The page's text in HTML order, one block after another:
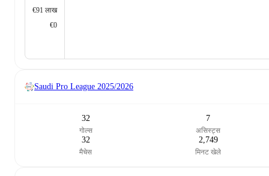
€91 लाख
€0
Saudi Pro League 2025/2026
32
गोल्स
7
असिस्ट्स
32
मैचेस
2,749
मिनट खेले